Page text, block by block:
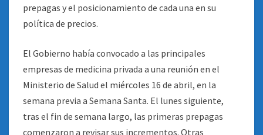
prepagas y el posicionamiento de cada una en su
política de precios.
El Gobierno había convocado a las principales
empresas de medicina privada a una reunión en el
Ministerio de Salud el miércoles 16 de abril, en la
semana previa a Semana Santa. El lunes siguiente,
tras el fin de semana largo, las primeras prepagas
comenzaron a revisar sus incrementos. Otras